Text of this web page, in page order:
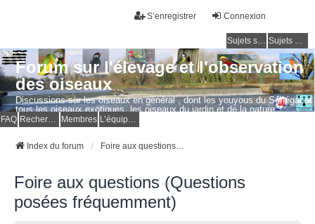
Connexion
S’enregistrer
Sujets sans réponse Sujets actifs
Forum sur l'élevage et l'observation
des oiseaux
Discussions sur les oiseaux en général , dont les youyous du Sénégal et
tous les oiseaux exotiques, les oiseaux du jardin et de la nature.
Questions, photos, expériences.
FAQ Membres
Index du forum
Foire aux questions (Questions
posées fréquemment)